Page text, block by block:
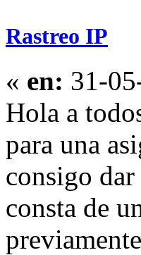
Rastreo IP
« en: 31-
Hola a
para una
consigo
consta de